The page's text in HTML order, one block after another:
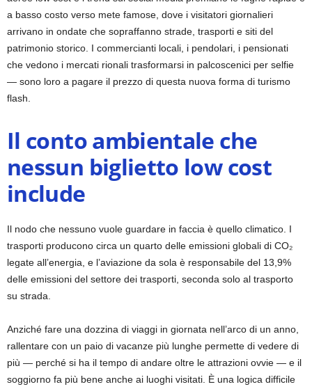
a basso costo verso mete famose, dove i visitatori giornalieri
arrivano in ondate che sopraffanno strade, trasporti e siti del
patrimonio storico. I commercianti locali, i pendolari, i pensionati
che vedono i mercati rionali trasformarsi in palcoscenici per selfie
— sono loro a pagare il prezzo di questa nuova forma di turismo
flash.
Il conto ambientale che
nessun biglietto low cost
include
Il nodo che nessuno vuole guardare in faccia è quello climatico. I
trasporti producono circa un quarto delle emissioni globali di CO₂
legate all’energia, e l’aviazione da sola è responsabile del 13,9%
delle emissioni del settore dei trasporti, seconda solo al trasporto
su strada.
Anziché fare una dozzina di viaggi in giornata nell’arco di un anno,
rallentare con un paio di vacanze più lunghe permette di vedere di
più — perché si ha il tempo di andare oltre le attrazioni ovvie — e il
soggiorno fa più bene anche ai luoghi visitati. È una logica difficile